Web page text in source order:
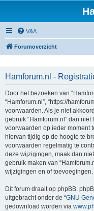
V&A
Forumoverzicht
Hamforum.nl -
Door het bezoeken van
“Hamforum.nl”, “https://
voorwaarden. Als je niet
gebruik “Hamforum.nl” dan
voorwaarden op ieder moment
hiervan tijdig op de hoogte te
voorwaarden regelmatig te
deze wijzigingen, maak dan
gebruik maken van
wijzigingen en of toevoegingen.
Dit forum draait op phpBB.
uitgebracht onder de “GNU
gedownload worden via